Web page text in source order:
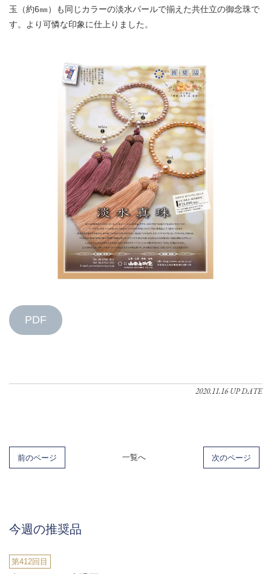
玉（約6㎜）も同じカラーの淡水パールで揃えた共仕立の御念珠で
す。より可憐な印象に仕上りました。
PDF
2020.11.16 UP DATE
前のページ 一覧へ 次のページ
今週の推奨品
第412回目